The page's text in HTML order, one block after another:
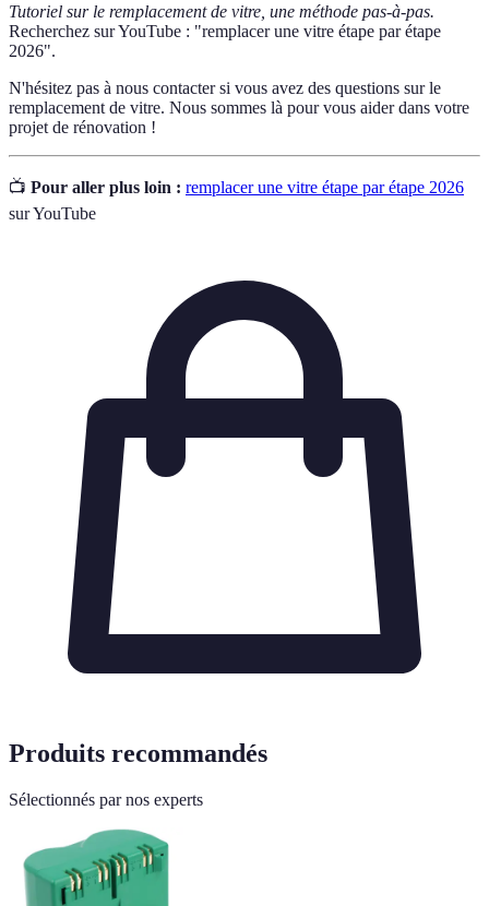
Tutoriel sur le remplacement de vitre, une méthode pas-à-pas.
Recherchez sur YouTube : "remplacer une vitre étape par étape
2026".
N'hésitez pas à nous contacter si vous avez des questions sur le
remplacement de vitre. Nous sommes là pour vous aider dans votre
projet de rénovation !
📺 Pour aller plus loin : remplacer une vitre étape par étape 2026
sur YouTube
Produits recommandés
Sélectionnés par nos experts